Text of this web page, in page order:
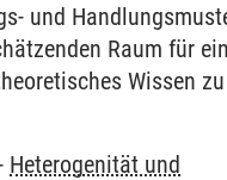
und
Raum für
Wissen zu
Heterogenität und